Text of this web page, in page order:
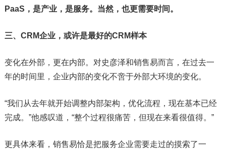
PaaS，是产业，是服务。当然，也更需要时间。
三、CRM企业，或许是最好的CRM样本
变化在外部，更在内部。对史彦泽和销售易而言，在过去一
年的时间里，企业内部的变化不啻于外部大环境的变化。
“我们从去年就开始调整内部架构，优化流程，现在基本已经
完成。”他感叹道，“整个过程很痛苦，但现在来看很值得。”
更具体来看，销售易恰是把服务企业需要走过的摸索了一